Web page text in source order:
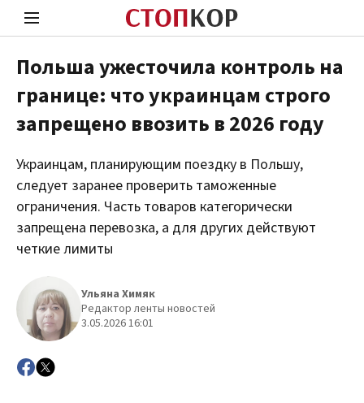
Стоп Политической Коррупции
Политика
Польша ужесточила контроль на
границе: что украинцам строго
запрещено ввозить в 2026 году
Украинцам, планирующим поездку в Польшу,
следует заранее проверить таможенные
ограничения. Часть товаров категорически
запрещена перевозка, а для других действуют
четкие лимиты
Ульяна Химяк
Редактор ленты новостей
3.05.2026 16:01